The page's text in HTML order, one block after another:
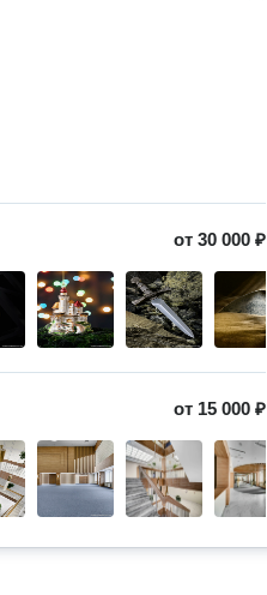
от30 000 ₽
от 15 000 ₽